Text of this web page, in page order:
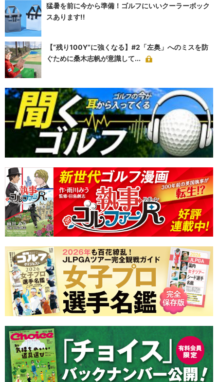
猛暑を前に今から準備！ゴルフにいいクーラーボック
スあります!!
【“残り100Y”に強くなる】#2「左奥」へのミスを防
ぐために桑木志帆が意識して...